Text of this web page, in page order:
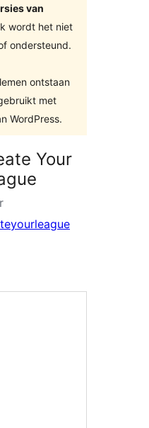
van
wordt het niet
ondersteund.
ontstaan
met
WordPress.
Your